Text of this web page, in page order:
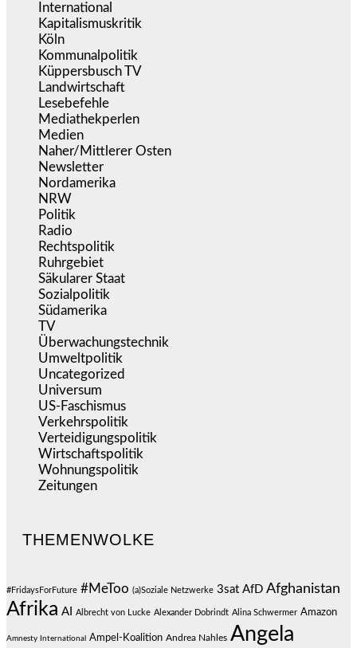
International
Kapitalismuskritik
Köln
Kommunalpolitik
Küppersbusch TV
Landwirtschaft
Lesebefehle
Mediathekperlen
Medien
Naher/Mittlerer Osten
Newsletter
Nordamerika
NRW
Politik
Radio
Rechtspolitik
Ruhrgebiet
Säkularer Staat
Sozialpolitik
Südamerika
TV
Überwachungstechnik
Umweltpolitik
Uncategorized
Universum
US-Faschismus
Verkehrspolitik
Verteidigungspolitik
Wirtschaftspolitik
Wohnungspolitik
Zeitungen
THEMENWOLKE
#FridaysForFuture #MeToo (a)Soziale Netzwerke 3sat AfD Afghanistan
Afrika AI Albrecht von Lucke Alexander Dobrindt Alina Schwermer Amazon
Amnesty International Ampel-Koalition Andrea Nahles Angela